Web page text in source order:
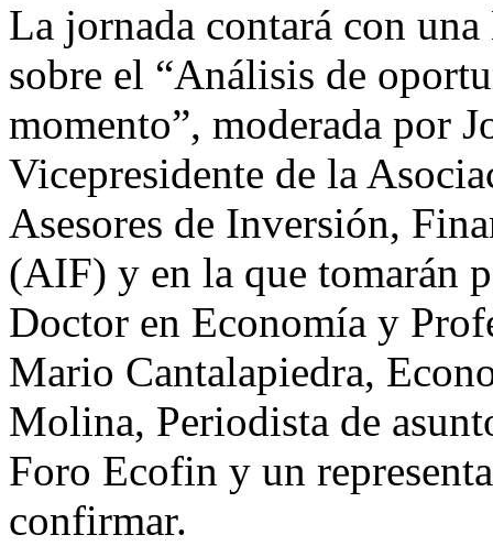
La jornada contará con
sobre el “Análisis de
momento”, moderada por
Vicepresidente de la
Asesores de Inversión,
(AIF) y en la que tomarán
Doctor en Economía y
Mario Cantalapiedra,
Molina, Periodista de
Foro Ecofin y un
confirmar.